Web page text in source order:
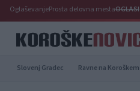
OglaševanjeProsta delovna mestaOGLASI
Slovenj Gradec Ravne na Koroškem